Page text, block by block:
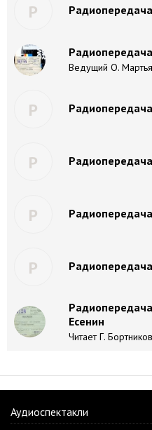
Р
Ведущий О.
Р
Р
Р
Р
Есенин
Читает Г.
Аудиоспектакли